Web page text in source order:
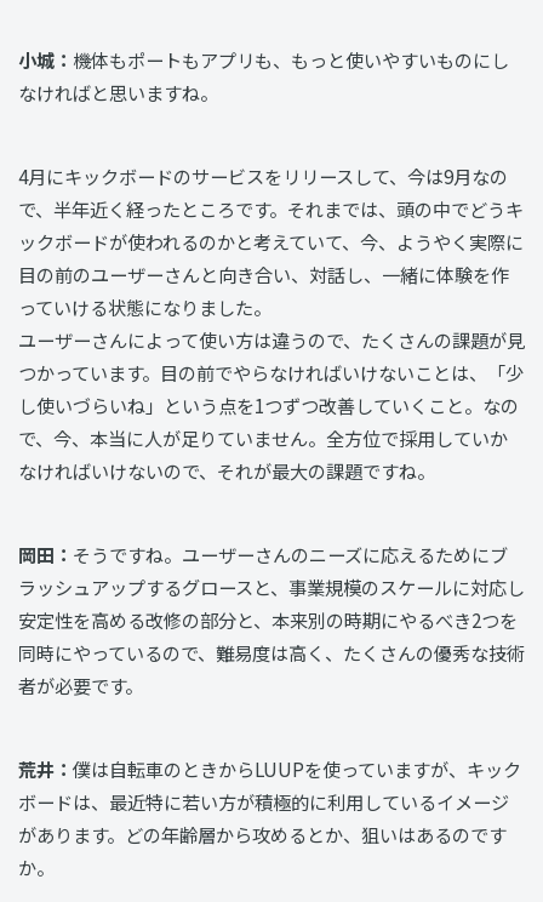
小城： 機体もポートもアプリも、もっと使いやすいものにし
なければと思いますね。
4月にキックボードのサービスをリリースして、今は9月なの
で、半年近く経ったところです。それまでは、頭の中でどうキ
ックボードが使われるのかと考えていて、今、ようやく実際に
目の前のユーザーさんと向き合い、対話し、一緒に体験を作
っていける状態になりました。
ユーザーさんによって使い方は違うので、たくさんの課題が見
つかっています。目の前でやらなければいけないことは、「少
し使いづらいね」という点を1つずつ改善していくこと。なの
で、今、本当に人が足りていません。全方位で採用していか
なければいけないので、それが最大の課題ですね。
岡田： そうですね。ユーザーさんのニーズに応えるためにブ
ラッシュアップするグロースと、事業規模のスケールに対応し
安定性を高める改修の部分と、本来別の時期にやるべき2つを
同時にやっているので、難易度は高く、たくさんの優秀な技術
者が必要です。
荒井： 僕は自転車のときからLUUPを使っていますが、キック
ボードは、最近特に若い方が積極的に利用しているイメージ
があります。どの年齢層から攻めるとか、狙いはあるのです
か。